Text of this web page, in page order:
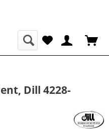
Dill 4228-